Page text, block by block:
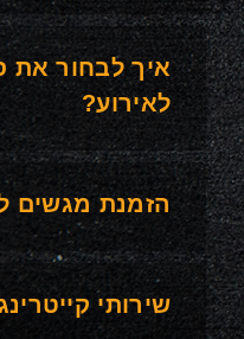
איך לבחור את
לאירוע?
הזמנת מגשים
שירותי